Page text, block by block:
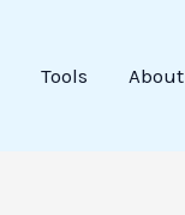
About
Tools